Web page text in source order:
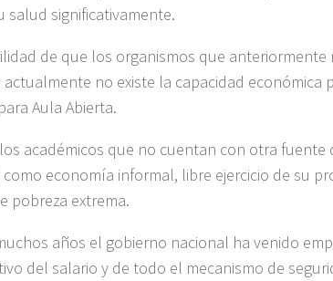
salud significativamente.
de que los organismos que
actualmente no existe la capacidad económica
Aula Abierta.
académicos que no cuentan con otra
economía informal, libre ejercicio de su
pobreza extrema.
años el gobierno nacional ha venido
del salario y de todo el mecanismo de